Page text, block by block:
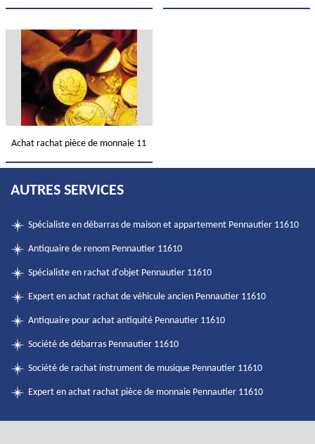
Achat rachat pièce de monnaie 11
AUTRES SERVICES
Spécialiste en débarras de maison et appartement Pennautier 11610
Antiquaire de renom Pennautier 11610
Spécialiste en rachat d'objet Pennautier 11610
Expert en achat rachat de véhicule ancien Pennautier 11610
Antiquaire pour achat antiquité Pennautier 11610
Société de débarras Pennautier 11610
Société de rachat instrument de musique Pennautier 11610
Expert en achat rachat pièce de monnaie Pennautier 11610